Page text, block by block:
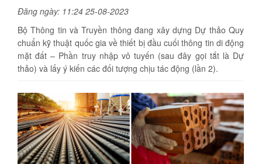
Đăng ngày: 11:24 25-08-2023
Bộ Thông tin và Truyền thông đang xây dựng Dự thảo Quy
chuẩn kỹ thuật quốc gia về thiết bị đầu cuối thông tin di động
mặt đất – Phần truy nhập vô tuyến (sau đây gọi tắt là Dự
thảo) và lấy ý kiến các đối tượng chịu tác động (lần 2).